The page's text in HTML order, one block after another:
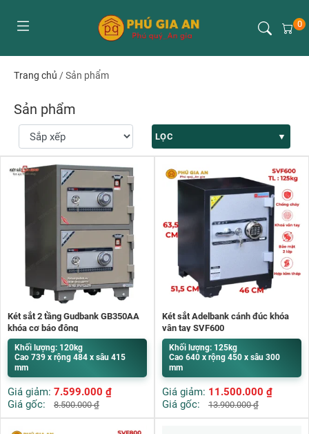
0
Trang chủ /Sản phẩm
Sản phẩm
LỌC
Két sắt 2 tầng Gudbank GB350AA
khóa cơ báo động
Khối lượng: 120kg
Cao 739 x rộng 484 x sâu 415
mm
Giá giảm: 7.599.000 ₫
Giá gốc:
8.500.000₫
Két sắt Adelbank cánh đúc khóa
vân tay SVF600
Khối lượng: 125kg
Cao 640 x rộng 450 x sâu 300
mm
Giá giảm: 11.500.000 ₫
Giá gốc:
13.900.000₫